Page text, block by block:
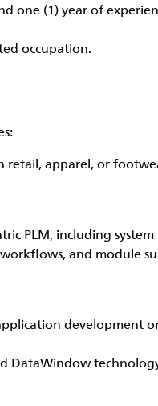
one (1) year of
occupation.
retail, apparel, or
PLM, including system
and module
development
DataWindow